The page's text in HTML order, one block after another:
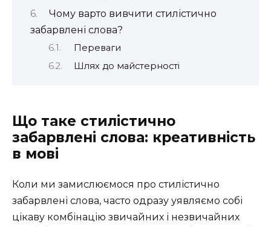
Чому варто вивчити стилістично
забарвлені слова?
Переваги
Шлях до майстерності
Що таке стилістично
забарвлені слова: креативність
в мові
Коли ми замислюємося про стилістично
забарвлені слова, часто одразу уявляємо собі
цікаву комбінацію звичайних і незвичайних